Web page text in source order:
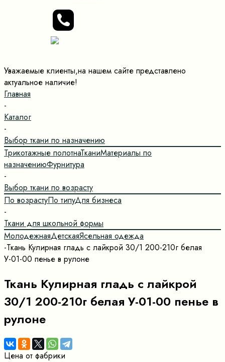
Уважаемые клиенты,на нашем сайте представлено
актуальное наличие!
Главная
-
Каталог
-
Выбор ткани по назначению
Трикотажные полотнаТканиМатериалы по
назначениюФурнитура
-
Выбор ткани по возрасту
По возрастуПо типуДля бизнеса
-
Ткани для школьной формы
МолодежнаяДетскаяЯсельная одежда
-Ткань Кулирная гладь с лайкрой 30/1 200-210г белая
У-01-00 пенье в рулоне
Ткань Кулирная гладь с лайкрой
30/1 200-210г белая У-01-00 пенье в
рулоне
Цена от фабрики